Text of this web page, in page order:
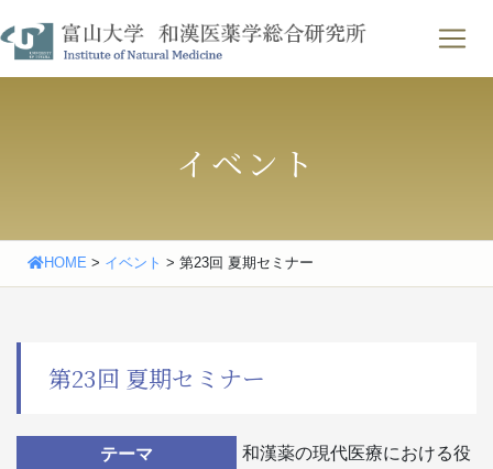
to
content
せ ｜ English
イベント
HOME > イベント > 第23回 夏期セミナー
第23回 夏期セミナー
テーマ
和漢薬の現代医療における役